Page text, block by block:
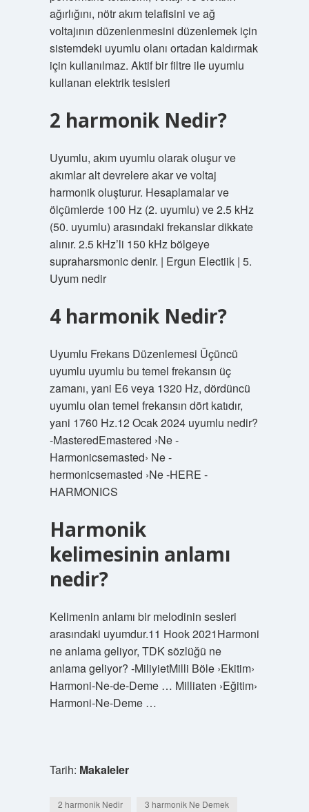
ağırlığını, nötr akım telafisini ve ağ
voltajının düzenlenmesini düzenlemek için
sistemdeki uyumlu olanı ortadan kaldırmak
için kullanılmaz. Aktif bir filtre ile uyumlu
kullanan elektrik tesisleri
2 harmonik Nedir?
Uyumlu, akım uyumlu olarak oluşur ve
akımlar alt devrelere akar ve voltaj
harmonik oluşturur. Hesaplamalar ve
ölçümlerde 100 Hz (2. uyumlu) ve 2.5 kHz
(50. uyumlu) arasındaki frekanslar dikkate
alınır. 2.5 kHz’li 150 kHz bölgeye
supraharsmonic denir. | Ergun Electiik | 5.
Uyum nedir
4 harmonik Nedir?
Uyumlu Frekans Düzenlemesi Üçüncü
uyumlu uyumlu bu temel frekansın üç
zamanı, yani E6 veya 1320 Hz, dördüncü
uyumlu olan temel frekansın dört katıdır,
yani 1760 Hz.12 Ocak 2024 uyumlu nedir?
-MasteredEmastered ›Ne -
Harmonicsemasted› Ne -
hermonicsemasted ›Ne -HERE -
HARMONICS
Harmonik
kelimesinin anlamı
nedir?
Kelimenin anlamı bir melodinin sesleri
arasındaki uyumdur.11 Hook 2021Harmoni
ne anlama geliyor, TDK sözlüğü ne
anlama geliyor? -MiliyietMilli Böle ›Ekitim›
Harmoni-Ne-de-Deme … Milliaten ›Eğitim›
Harmoni-Ne-Deme …
Tarih: Makaleler
2 harmonik Nedir 3 harmonik Ne Demek